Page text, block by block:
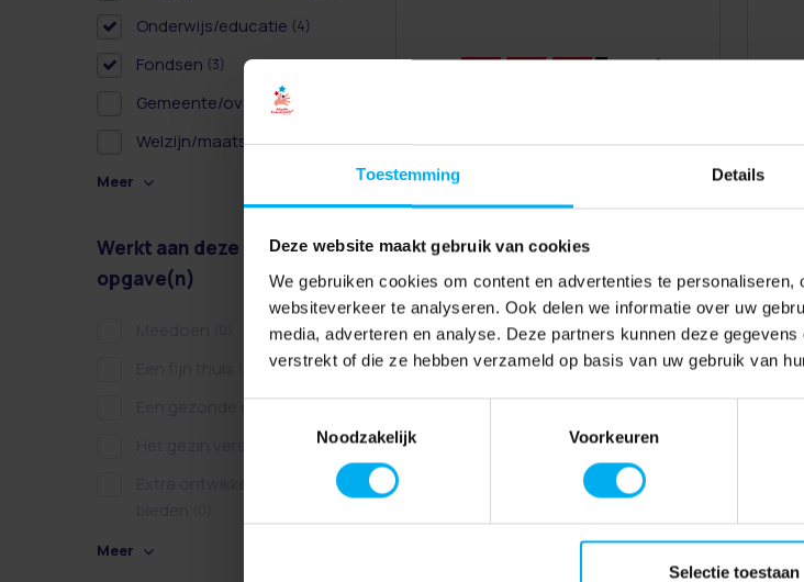
Toestemming Details
Deze website maakt gebruik van cookies
We gebruiken cookies om content en advertenties te
websiteverkeer te analyseren. Ook delen we informatie over uw
media, adverteren en analyse. Deze partners kunnen deze
verstrekt of die ze hebben verzameld op basis van uw gebruik van
Noodzakelijk
Voorkeuren
Selectie toestaan
Onderwijs/educatie (4)
Fondsen (3)
Gemeente/overheid
Welzijn/maatschappelijk(5)
Meer
Werkt aan deze
opgave(n)
(0)
Meer